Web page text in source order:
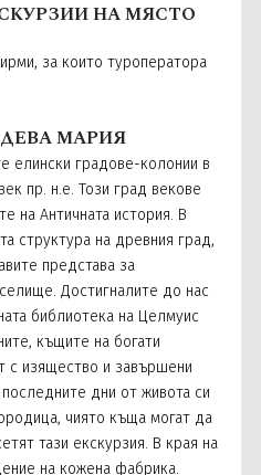
НА МЯСТО
за които туроператора
МАРИЯ
елински градове-колонии в
пр. н.е. Този град векове
на Античната история. В
структура на древния град,
представа за
Достигналите до нас
библиотека на Целмуис
къщите на богати
с изящество и завършени
дни от живота си
чиято къща могат да
тази екскурзия. В края на
на кожена фабрика.